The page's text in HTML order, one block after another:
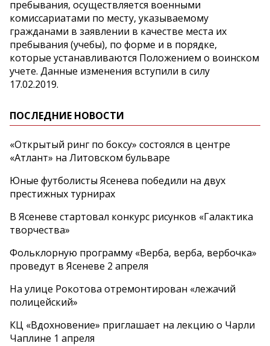
пребывания, осуществляется военными
комиссариатами по месту, указываемому
гражданами в заявлении в качестве места их
пребывания (учебы), по форме и в порядке,
которые устанавливаются Положением о воинском
учете. Данные изменения вступили в силу
17.02.2019.
ПОСЛЕДНИЕ НОВОСТИ
«Открытый ринг по боксу» состоялся в центре
«Атлант» на Литовском бульваре
Юные футболисты Ясенева победили на двух
престижных турнирах
В Ясеневе стартовал конкурс рисунков «Галактика
творчества»
Фольклорную программу «Верба, верба, вербочка»
проведут в Ясеневе 2 апреля
На улице Рокотова отремонтирован «лежачий
полицейский»
КЦ «Вдохновение» приглашает на лекцию о Чарли
Чаплине 1 апреля